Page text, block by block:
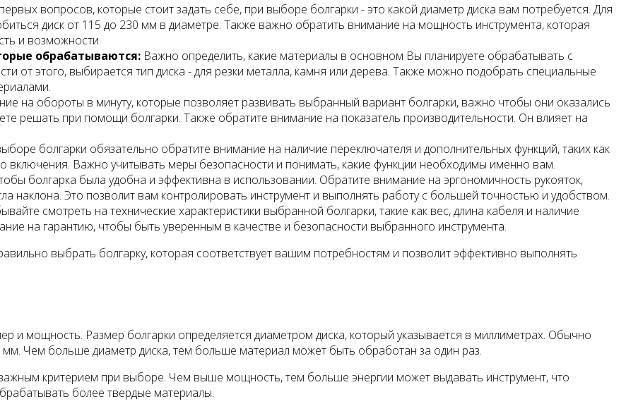
вопросов, которые стоит задать себе, при выборе болгарки - это какой диаметр диска вам потребуется. Для
диск от 115 до 230 мм в диаметре. Также важно обратить внимание на мощность инструмента, которая
и возможности.
обрабатываются: Важно определить, какие материалы в основном Вы планируете обрабатывать с
от этого, выбирается тип диска - для резки металла, камня или дерева. Также можно подобрать специальные
на обороты в минуту, которые позволяет развивать выбранный вариант болгарки, важно чтобы они оказались
решать при помощи болгарки. Также обратите внимание на показатель производительности. Он влияет на
болгарки обязательно обратите внимание на наличие переключателя и дополнительных функций, таких как
включения. Важно учитывать меры безопасности и понимать, какие функции необходимы именно вам.
болгарка была удобна и эффективна в использовании. Обратите внимание на эргономичность рукояток,
наклона. Это позволит вам контролировать инструмент и выполнять работу с большей точностью и удобством.
смотреть на технические характеристики выбранной болгарки, такие как вес, длина кабеля и наличие
на гарантию, чтобы быть уверенным в качестве и безопасности выбранного инструмента.
выбрать болгарку, которая соответствует вашим потребностям и позволит эффективно выполнять
и мощность. Размер болгарки определяется диаметром диска, который указывается в миллиметрах. Обычно
Чем больше диаметр диска, тем больше материал может быть обработан за один раз.
критерием при выборе. Чем выше мощность, тем больше энергии может выдавать инструмент, что
более твердые материалы.